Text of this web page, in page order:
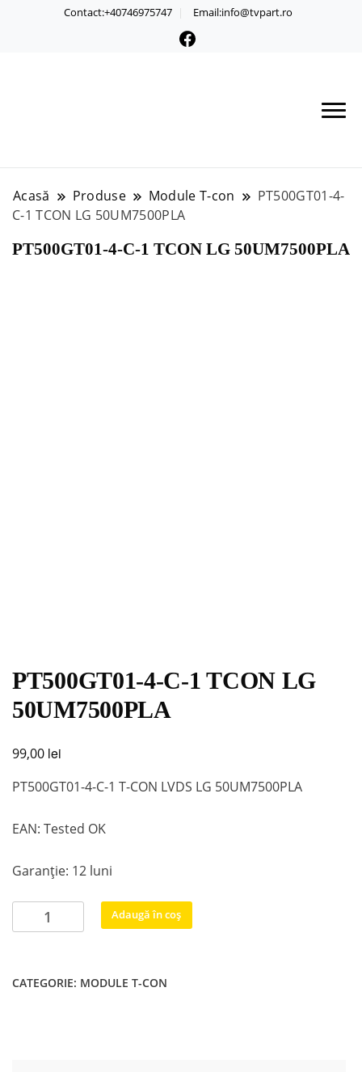
Contact:+40746975747 Email:info@tvpart.ro
Acasă Produse Module T-con
PT500GT01-4-
C-1 TCON LG 50UM7500PLA
PT500GT01-4-C-1 TCON LG 50UM7500PLA
PT500GT01-4-C-1 TCON LG
50UM7500PLA
99,00 lei
PT500GT01-4-C-1 T-CON LVDS LG 50UM7500PLA
EAN: Tested OK
Garanție: 12 luni
Cantitate
PT500GT01-
1
Adaugă în coș
CATEGORIE: MODULE T-CON